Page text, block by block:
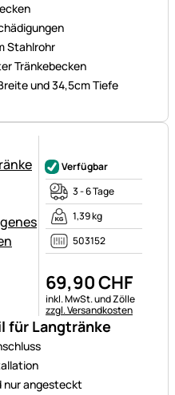
Stahlrohr
Tränkebecken
und 34,5cm Tiefe
für Langtränke
nur angesteckt
Verfügbar
3 - 6 Tage
1,39 kg
503152
69,90CHF
Steuerhinweis:
inkl. MwSt. und Zölle
zzgl. Versandkosten